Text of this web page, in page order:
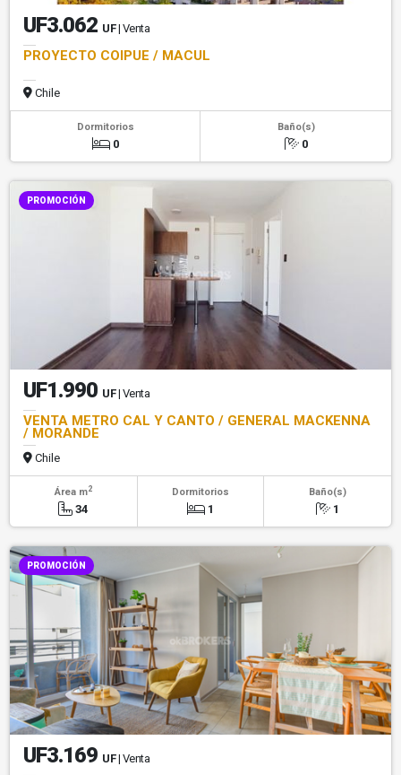
UF3.062 UF | Venta
PROYECTO COIPUE / MACUL
Chile
Dormitorios
0
Baño(s)
0
PROMOCIÓN
UF1.990 UF | Venta
VENTA METRO CAL Y CANTO / GENERAL MACKENNA
/ MORANDE
Chile
Área m2
34
Dormitorios
1
Baño(s)
1
PROMOCIÓN
UF3.169 UF | Venta